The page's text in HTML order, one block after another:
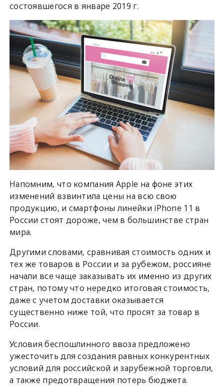
состоявшегося в январе 2019 г.
Напомним, что компания Apple на фоне этих
изменений взвинтила цены на всю свою
продукцию, и смартфоны линейки iPhone 11 в
России стоят дороже, чем в большинстве стран
мира.
Другими словами, сравнивая стоимость одних и
тех же товаров в России и за рубежом, россияне
начали все чаще заказывать их именно из других
стран, потому что нередко итоговая стоимость,
даже с учетом доставки оказывается
существенно ниже той, что просят за товар в
России.
Условия беспошлинного ввоза предложено
ужесточить для создания равных конкурентных
условий для российской и зарубежной торговли,
а также предотвращения потерь бюджета.